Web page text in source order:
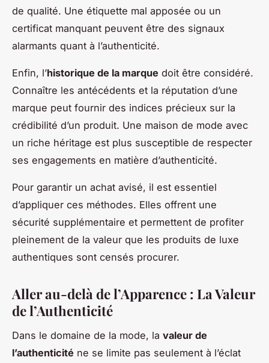
de qualité. Une étiquette mal apposée ou un
certificat manquant peuvent être des signaux
alarmants quant à l’authenticité.
Enfin, l’historique de la marque doit être considéré.
Connaître les antécédents et la réputation d’une
marque peut fournir des indices précieux sur la
crédibilité d’un produit. Une maison de mode avec
un riche héritage est plus susceptible de respecter
ses engagements en matière d’authenticité.
Pour garantir un achat avisé, il est essentiel
d’appliquer ces méthodes. Elles offrent une
sécurité supplémentaire et permettent de profiter
pleinement de la valeur que les produits de luxe
authentiques sont censés procurer.
Aller au-delà de l’Apparence : La Valeur
de l’Authenticité
Dans le domaine de la mode, la valeur de
l’authenticité ne se limite pas seulement à l’éclat